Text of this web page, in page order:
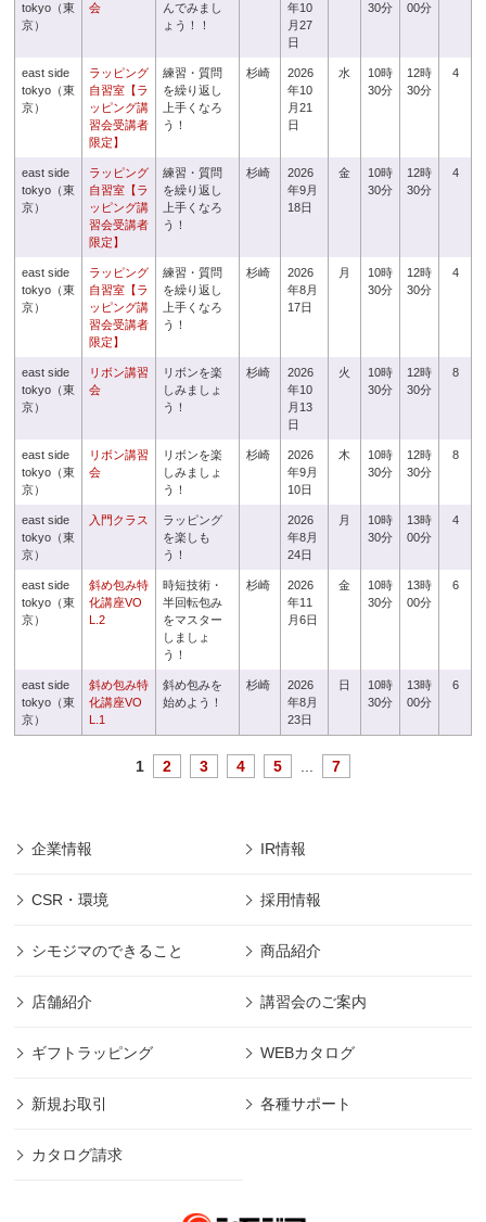
tokyo（東
京）
会
んでみまし
ょう！！
年10
月27
日
30分
00分
east side
tokyo（東
京）
ラッピング
自習室【ラ
ッピング講
習会受講者
限定】
練習・質問
を繰り返し
上手くなろ
う！
杉崎
2026
年10
月21
日
水
10時
30分
12時
30分
4
east side
tokyo（東
京）
ラッピング
自習室【ラ
ッピング講
習会受講者
限定】
練習・質問
を繰り返し
上手くなろ
う！
杉崎
2026
年9月
18日
金
10時
30分
12時
30分
4
east side
tokyo（東
京）
ラッピング
自習室【ラ
ッピング講
習会受講者
限定】
練習・質問
を繰り返し
上手くなろ
う！
杉崎
2026
年8月
17日
月
10時
30分
12時
30分
4
east side
tokyo（東
京）
リボン講習
会
リボンを楽
しみましょ
う！
杉崎
2026
年10
月13
日
火
10時
30分
12時
30分
8
east side
tokyo（東
京）
リボン講習
会
リボンを楽
しみましょ
う！
杉崎
2026
年9月
10日
木
10時
30分
12時
30分
8
east side
tokyo（東
京）
入門クラス
ラッピング
を楽しも
う！
2026
年8月
24日
月
10時
30分
13時
00分
4
east side
tokyo（東
京）
斜め包み特
化講座VO
L.2
時短技術・
半回転包み
をマスター
しましょ
う！
杉崎
2026
年11
月6日
金
10時
30分
13時
00分
6
east side
tokyo（東
京）
斜め包み特
化講座VO
L.1
斜め包みを
始めよう！
杉崎
2026
年8月
23日
日
10時
30分
13時
00分
6
1 2 3 4 5 7
企業情報 IR情報
CSR・環境 採用情報
シモジマのできること 商品紹介
店舗紹介 講習会のご案内
ギフトラッピング WEBカタログ
新規お取引 各種サポート
カタログ請求